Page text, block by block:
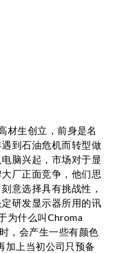
材生创立，前身是名
到石油危机而转型做
脑兴起，市场对于显
厂正面竞争，他们思
意选择具有挑战性，
研发显示器所用的讯
为什么叫Chroma
，会产生一些有颜色
加上当初公司只预备